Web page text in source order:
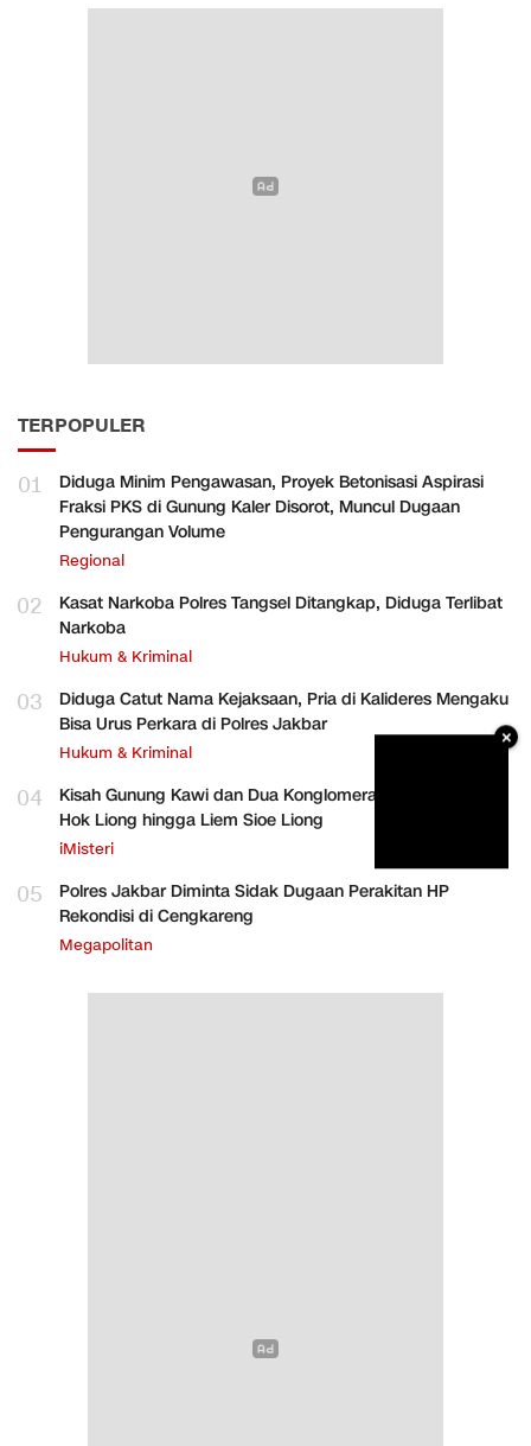
TERPOPULER
01
Diduga Minim Pengawasan, Proyek Betonisasi Aspirasi
Fraksi PKS di Gunung Kaler Disorot, Muncul Dugaan
Pengurangan Volume
Regional
02
Kasat Narkoba Polres Tangsel Ditangkap, Diduga Terlibat
Narkoba
Hukum & Kriminal
03
Diduga Catut Nama Kejaksaan, Pria di Kalideres Mengaku
Bisa Urus Perkara di Polres Jakbar
Hukum & Kriminal
04
Kisah Gunung Kawi dan Dua Konglomerat Indonesia Ong
Hok Liong hingga Liem Sioe Liong
iMisteri
05
Polres Jakbar Diminta Sidak Dugaan Perakitan HP
Rekondisi di Cengkareng
Megapolitan
×